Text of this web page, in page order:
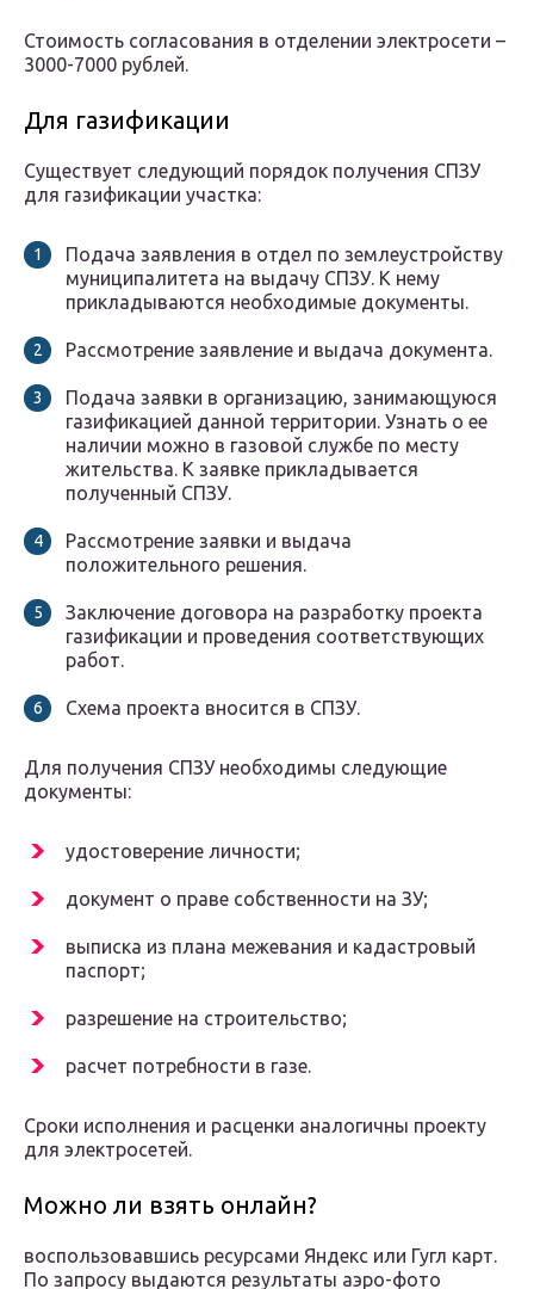
Стоимость согласования в отделении электросети –
3000-7000 рублей.
Для газификации
Существует следующий порядок получения СПЗУ
для газификации участка:
Подача заявления в отдел по землеустройству
муниципалитета на выдачу СПЗУ. К нему
прикладываются необходимые документы.
Рассмотрение заявление и выдача документа.
Подача заявки в организацию, занимающуюся
газификацией данной территории. Узнать о ее
наличии можно в газовой службе по месту
жительства. К заявке прикладывается
полученный СПЗУ.
Рассмотрение заявки и выдача
положительного решения.
Заключение договора на разработку проекта
газификации и проведения соответствующих
работ.
Схема проекта вносится в СПЗУ.
Для получения СПЗУ необходимы следующие
документы:
удостоверение личности;
документ о праве собственности на ЗУ;
выписка из плана межевания и кадастровый
паспорт;
разрешение на строительство;
расчет потребности в газе.
Сроки исполнения и расценки аналогичны проекту
для электросетей.
Можно ли взять онлайн?
воспользовавшись ресурсами Яндекс или Гугл карт.
По запросу выдаются результаты аэро-фото